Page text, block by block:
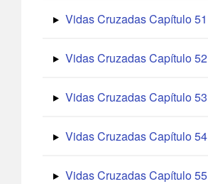
Vidas Cruzadas Capítulo 51
Vidas Cruzadas Capítulo 52
Vidas Cruzadas Capítulo 53
Vidas Cruzadas Capítulo 54
Vidas Cruzadas Capítulo 55